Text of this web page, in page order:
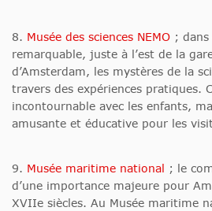
8. Musée des sciences NEMO ;
remarquable, juste à l’est de la
d’Amsterdam, les mystères de la
travers des expériences pratiques.
incontournable avec les enfants,
amusante et éducative pour les
9. Musée maritime national ; le
d’une importance majeure pour
XVIIe siècles. Au Musée maritime